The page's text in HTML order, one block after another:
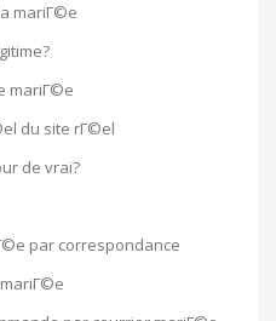
mariГ©e
mariГ©e
du site rГ©el
de vrai?
par correspondance